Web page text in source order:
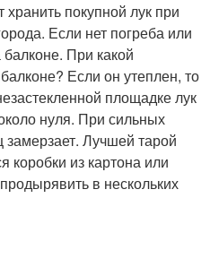
покупной лук при
Если нет погреба или
При какой
Если он утеплен, то
площадке лук
нуля. При сильных
Лучшей тарой
коробки из картона или
в нескольких